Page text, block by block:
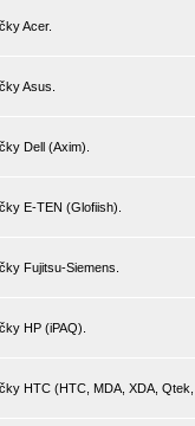
Acer.
Asus.
Dell (Axim).
E-TEN (Glofiish).
Fujitsu-Siemens.
HP (iPAQ).
HTC (HTC, MDA, XDA,